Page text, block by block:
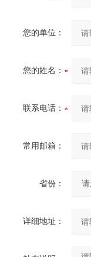
您的单位：
您的姓名：
联系电话：
常用邮箱：
省份：
详细地址：